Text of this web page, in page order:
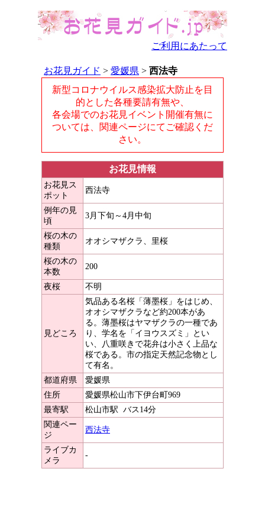
ご利用にあたって
お花見ガイド > 愛媛県 > 西法寺
新型コロナウイルス感染拡大防止を目
的とした各種要請有無や、
各会場でのお花見イベント開催有無に
ついては、関連ページにてご確認くだ
さい。
お花見情報
お花見ス
ポット
西法寺
例年の見
頃
3月下旬～4月中旬
桜の木の
種類
オオシマザクラ、里桜
桜の木の
本数
200
夜桜 不明
見どころ
気品ある名桜「薄墨桜」をはじめ、
オオシマザクラなど約200本があ
る。薄墨桜はヤマザクラの一種であ
り、学名を「イヨウスズミ」とい
い、八重咲きで花弁は小さく上品な
桜である。市の指定天然記念物とし
て有名。
都道府県
愛媛県
住所
愛媛県松山市下伊台町969
最寄駅
松山市駅 バス14分
関連ペー
ジ
西法寺
ライブカ
メラ
-